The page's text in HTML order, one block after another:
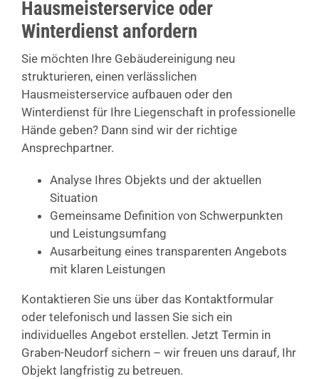
Hausmeisterservice oder
Winterdienst anfordern
Sie möchten Ihre Gebäudereinigung neu
strukturieren, einen verlässlichen
Hausmeisterservice aufbauen oder den
Winterdienst für Ihre Liegenschaft in professionelle
Hände geben? Dann sind wir der richtige
Ansprechpartner.
Analyse Ihres Objekts und der aktuellen
Situation
Gemeinsame Definition von Schwerpunkten
und Leistungsumfang
Ausarbeitung eines transparenten Angebots
mit klaren Leistungen
Kontaktieren Sie uns über das Kontaktformular
oder telefonisch und lassen Sie sich ein
individuelles Angebot erstellen. Jetzt Termin in
Graben-Neudorf sichern – wir freuen uns darauf, Ihr
Objekt langfristig zu betreuen.